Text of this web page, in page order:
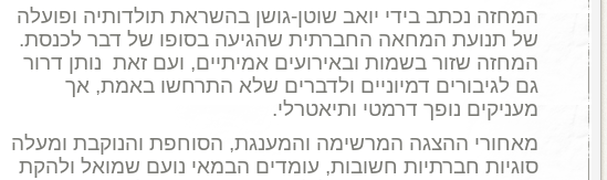
המחזה נכתב בידי יואב שוטן-גושן בהשראת תולדותיה ופועלה
של תנועת המחאה החברתית שהגיעה בסופו של דבר לכנסת.
המחזה שזור בשמות ובאירועים אמיתיים, ועם זאת נותן דרור
גם לגיבורים דמיוניים ולדברים שלא התרחשו באמת, אך
מעניקים נופך דרמטי ותיאטרלי.
מאחורי ההצגה המרשימה והמענגת, הסוחפת והנוקבת ומעלה
סוגיות חברתיות חשובות, עומדים הבמאי נועם שמואל ולהקת